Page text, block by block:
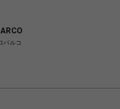
パルコ